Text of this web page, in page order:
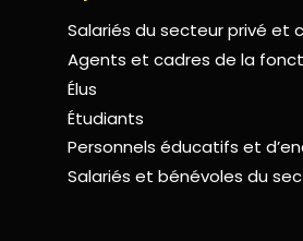
Salariés du secteur privé et
Agents et cadres de la
Élus
Étudiants
Personnels éducatifs et
Salariés et bénévoles du